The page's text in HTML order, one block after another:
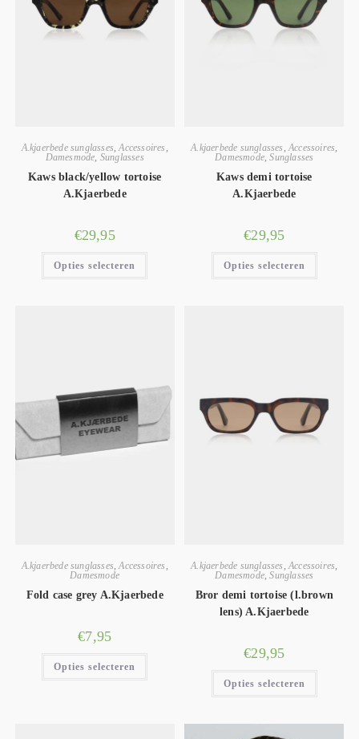
A.kjaerbede sunglasses,Accessoires ,
Damesmode, Sunglasses
Kaws black/yellow tortoise
A.Kjaerbede
€29,95
Opties selecteren
A.kjaerbede sunglasses ,Accessoires,
Damesmode,Sunglasses
Kaws demi tortoise
A.Kjaerbede
€29,95
Opties selecteren
A.kjaerbede sunglasses,Accessoires ,
Damesmode
Fold case grey A.Kjaerbede
€7,95
Opties selecteren
A.kjaerbede sunglasses ,Accessoires,
Damesmode,Sunglasses
Bror demi tortoise (l.brown
lens) A.Kjaerbede
€29,95
Opties selecteren